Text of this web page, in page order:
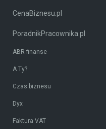
CenaBiznesu.pl
PoradnikPracownika.pl
ABR finanse
A Ty?
Czas biznesu
Dyx
Faktura VAT